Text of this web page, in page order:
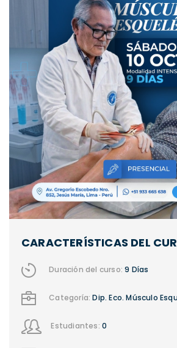
CARACTERÍSTICAS DEL
Duración del curso:9 Días
Categoría:Dip. Eco. Músculo
Estudiantes:0